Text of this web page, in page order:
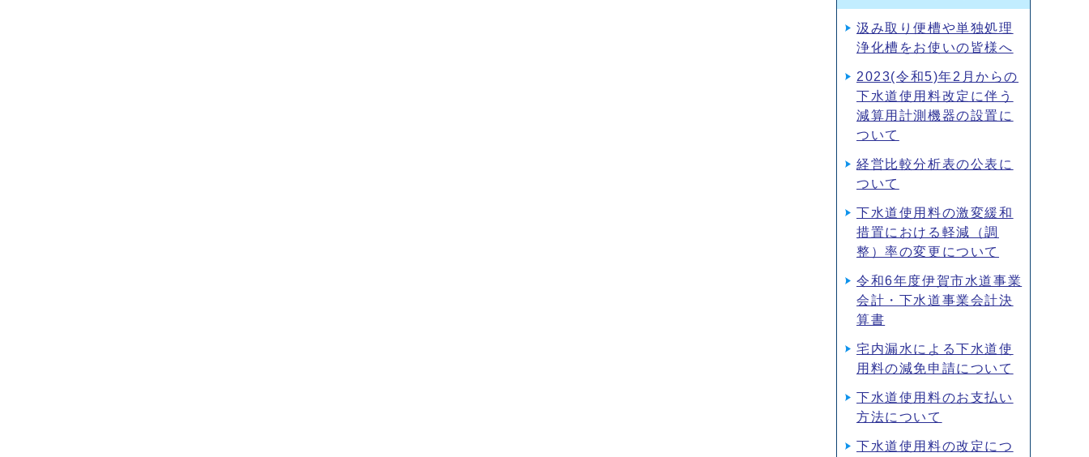
汲み取り便槽や単独処理
浄化槽をお使いの皆様へ
2023(令和5)年2月からの
下水道使用料改定に伴う
減算用計測機器の設置に
ついて
経営比較分析表の公表に
ついて
下水道使用料の激変緩和
措置における軽減（調
整）率の変更について
令和6年度伊賀市水道事業
会計・下水道事業会計決
算書
宅内漏水による下水道使
用料の減免申請について
下水道使用料のお支払い
方法について
下水道使用料の改定につ